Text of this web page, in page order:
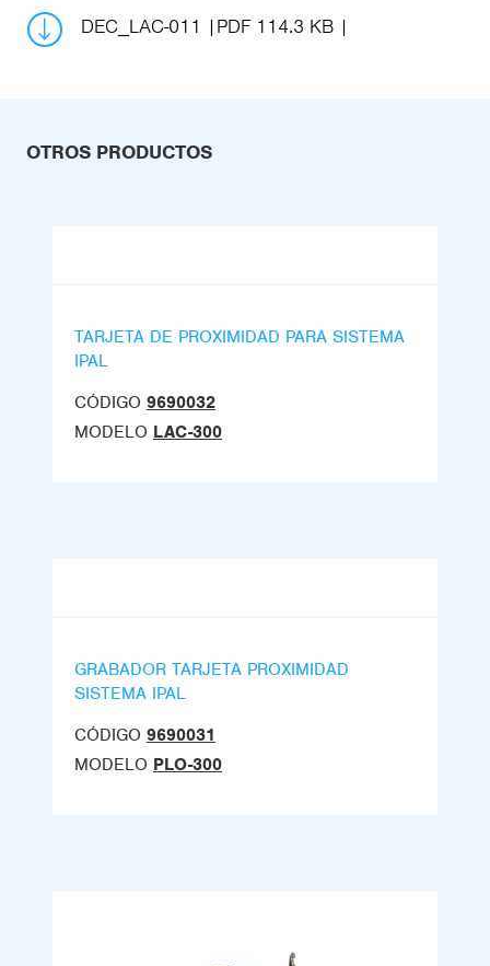
DEC_LAC-011 PDF 114.3 KB
OTROS PRODUCTOS
TARJETA DE PROXIMIDAD PARA SISTEMA
IPAL
CÓDIGO 9690032
MODELO LAC-300
GRABADOR TARJETA PROXIMIDAD
SISTEMA IPAL
CÓDIGO 9690031
MODELO PLO-300